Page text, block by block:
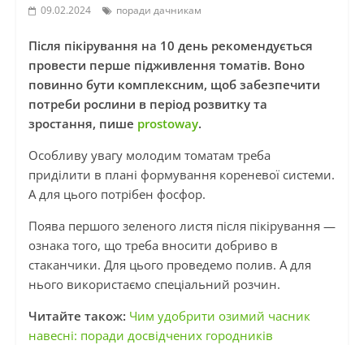
09.02.2024 поради дачникам
Після пікірування на 10 день рекомендується
провести перше підживлення томатів. Воно
повинно бути комплексним, щоб забезпечити
потреби рослини в період розвитку та
зростання, пише prostoway.
Особливу увагу молодим томатам треба
приділити в плані формування кореневої системи.
А для цього потрібен фосфор.
Поява першого зеленого листя після пікірування —
ознака того, що треба вносити добриво в
стаканчики. Для цього проведемо полив. А для
нього використаємо спеціальний розчин.
Читайте також: Чим удобрити озимий часник
навесні: поради досвідчених городників